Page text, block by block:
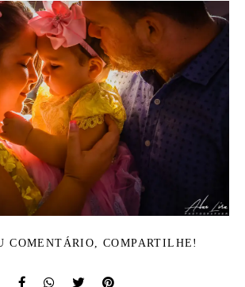
COMENTÁRIO, COMPARTILHE!